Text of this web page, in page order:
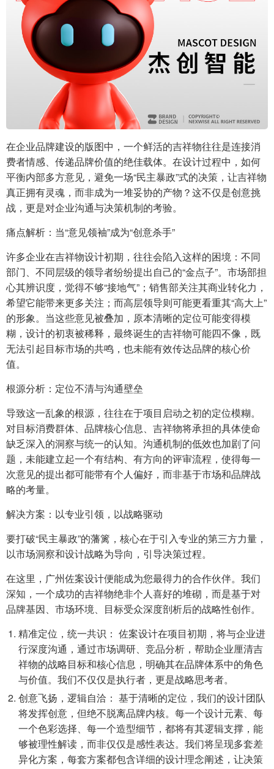
在企业品牌建设的版图中，一个鲜活的吉祥物往往是连接消
费者情感、传递品牌价值的绝佳载体。在设计过程中，如何
平衡内部多方意见，避免一场“民主暴政”式的决策，让吉祥物
真正拥有灵魂，而非成为一堆妥协的产物？这不仅是创意挑
战，更是对企业沟通与决策机制的考验。
痛点解析：当“意见领袖”成为“创意杀手”
许多企业在吉祥物设计初期，往往会陷入这样的困境：不同
部门、不同层级的领导者纷纷提出自己的“金点子”。市场部担
心其辨识度，觉得不够“接地气”；销售部关注其商业转化力，
希望它能带来更多关注；而高层领导则可能更看重其“高大上”
的形象。当这些意见被叠加，原本清晰的定位可能变得模
糊，设计的初衷被稀释，最终诞生的吉祥物可能四不像，既
无法引起目标市场的共鸣，也未能有效传达品牌的核心价
值。
根源分析：定位不清与沟通壁垒
导致这一乱象的根源，往往在于项目启动之初的定位模糊。
对目标消费群体、品牌核心信息、吉祥物将承担的具体使命
缺乏深入的洞察与统一的认知。沟通机制的低效也加剧了问
题，未能建立起一个有结构、有方向的评审流程，使得每一
次意见的提出都可能带有个人偏好，而非基于市场和品牌战
略的考量。
解决方案：以专业引领，以战略驱动
要打破“民主暴政”的藩篱，核心在于引入专业的第三方力量，
以市场洞察和设计战略为导向，引导决策过程。
在这里，广州佐案设计便能成为您最得力的合作伙伴。我们
深知，一个成功的吉祥物绝非个人喜好的堆砌，而是基于对
品牌基因、市场环境、目标受众深度剖析后的战略性创作。
精准定位，统一共识： 佐案设计在项目初期，将与企业进
行深度沟通，通过市场调研、竞品分析，帮助企业厘清吉
祥物的战略目标和核心信息，明确其在品牌体系中的角色
与价值。我们不仅仅是执行者，更是战略思考者。
创意飞扬，逻辑自洽： 基于清晰的定位，我们的设计团队
将发挥创意，但绝不脱离品牌内核。每一个设计元素、每
一个色彩选择、每一个造型细节，都将有其逻辑支撑，能
够被理性解读，而非仅仅是感性表达。我们将呈现多套差
异化方案，每套方案都包含详细的设计理念阐述，让决策